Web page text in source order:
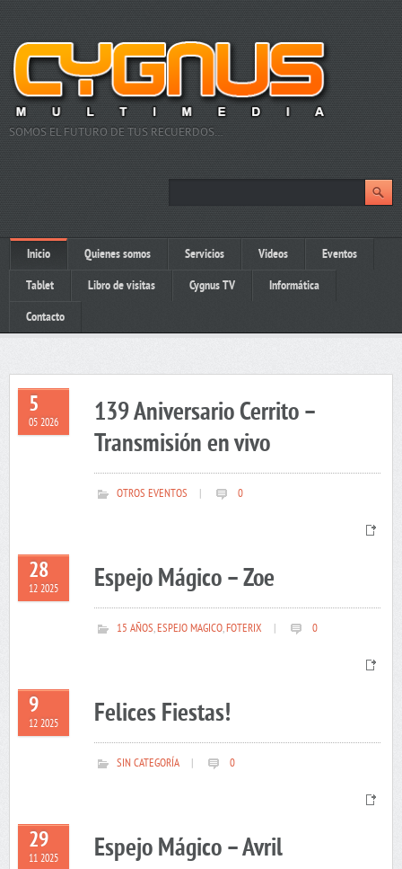
SOMOS EL FUTURO DE TUS RECUERDOS…
Inicio Quienes somos Servicios Videos Eventos
Tablet Libro de visitas Cygnus TV Informática
Contacto
5
05 2026
139 Aniversario Cerrito –
Transmisión en vivo
OTROS EVENTOS 0
28
12 2025 Espejo Mágico – Zoe
15 AÑOS,ESPEJO MAGICO,FOTERIX 0
9
12 2025 Felices Fiestas!
SIN CATEGORÍA 0
29
11 2025 Espejo Mágico – Avril